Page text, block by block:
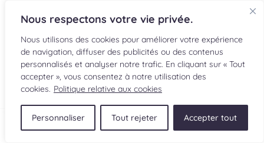
Nous respectons votre vie privée.
Nous utilisons des cookies pour améliorer votre expérience
de navigation, diffuser des publicités ou des contenus
personnalisés et analyser notre trafic. En cliquant sur « Tout
accepter », vous consentez à notre utilisation des
cookies. Politique relative aux cookies
Personnaliser Tout rejeter Accepter tout
EN
RECETTES